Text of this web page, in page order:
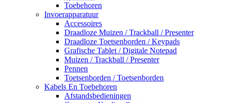
Toebehoren
Invoerapparatuur
Accessoires
Draadloze Muizen / Trackball / Presenter
Draadloze Toetsenborden / Keypads
Grafische Tablet / Digitale Notepad
Muizen / Trackball / Presenter
Pennen
Toetsenborden / Toetsenborden
Kabels En Toebehoren
Afstandsbedieningen